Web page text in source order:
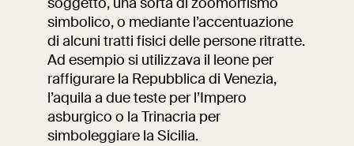
simbolico, o mediante l’accentuazione
di alcuni tratti fisici delle persone ritratte.
Ad esempio si utilizzava il leone per
raffigurare la Repubblica di Venezia,
l’aquila a due teste per l’Impero
asburgico o la Trinacria per
simboleggiare la Sicilia.